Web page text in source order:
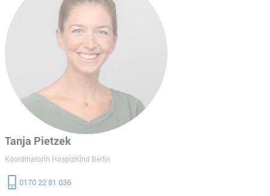
Tanja Pietzek
Koordinatorin HospizKind Berlin
0170 22 81 036